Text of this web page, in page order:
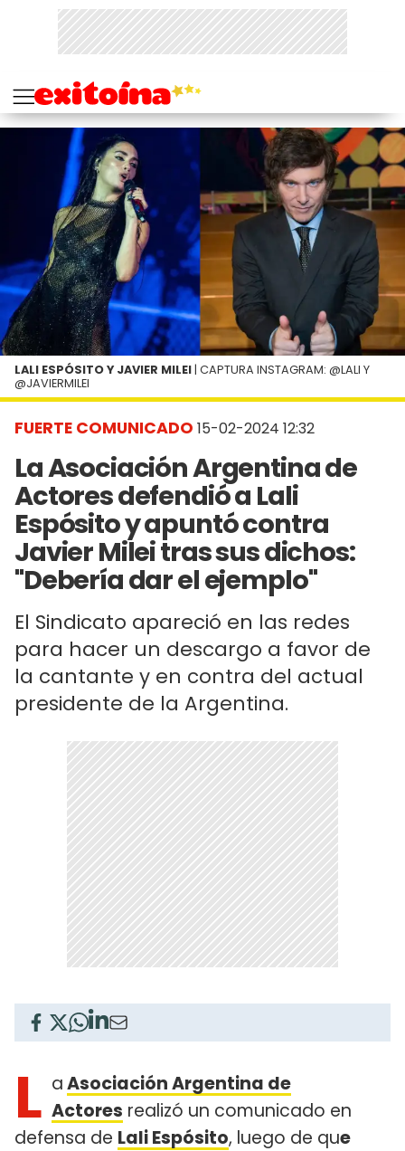
FUERTE COMUNICADO 15-02-2024 12:32
La Asociación Argentina de
Actores defendió a Lali
Espósito y apuntó contra
Javier Milei tras sus dichos:
"Debería dar el ejemplo"
El Sindicato apareció en las redes
para hacer un descargo a favor de
la cantante y en contra del actual
presidente de la Argentina.
LALI ESPÓSITO Y JAVIER MILEI | CAPTURA INSTAGRAM: @LALI Y
@JAVIERMILEI
L aAsociación Argentina de
Actores realizó un comunicado en
defensa de Lali Espósito, luego de que